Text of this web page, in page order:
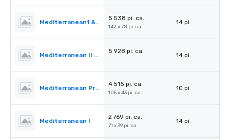
Mediterranean1 & 2
5 538 pi. ca.
142 x 78 pi. ca.
14 pi.
Mediterranean II & III
5 928 pi. ca.
-
14 pi.
Mediterranean PreFunction
4 515 pi. ca.
105 x 43 pi. ca.
10 pi.
Mediterranean I
2 769 pi. ca.
71 x 39 pi. ca.
14 pi.